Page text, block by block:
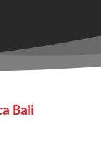
untuk
konektivitas dan
Bali